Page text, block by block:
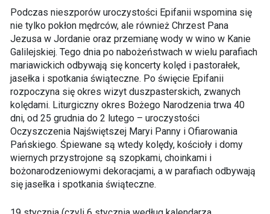
Podczas nieszporów uroczystości Epifanii wspomina się
nie tylko pokłon mędrców, ale również Chrzest Pana
Jezusa w Jordanie oraz przemianę wody w wino w Kanie
Galilejskiej. Tego dnia po nabożeństwach w wielu parafiach
mariawickich odbywają się koncerty kolęd i pastorałek,
jasełka i spotkania świąteczne. Po święcie Epifanii
rozpoczyna się okres wizyt duszpasterskich, zwanych
kolędami. Liturgiczny okres Bożego Narodzenia trwa 40
dni, od 25 grudnia do 2 lutego – uroczystości
Oczyszczenia Najświętszej Maryi Panny i Ofiarowania
Pańskiego. Śpiewane są wtedy kolędy, kościoły i domy
wiernych przystrojone są szopkami, choinkami i
bożonarodzeniowymi dekoracjami, a w parafiach odbywają
się jasełka i spotkania świąteczne.